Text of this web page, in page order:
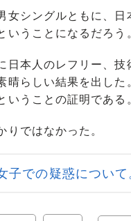
シングルともに、日
うことになるだろう
本人のレフリー、技
らしい結果を出した
うことの証明である
ではなかった。
での疑惑について